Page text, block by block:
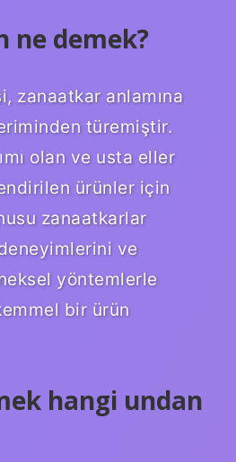
ne demek?
zanaatkar anlamına
türemiştir.
olan ve usta eller
ürünler için
zanaatkarlar
ve
yöntemlerle
bir ürün
hangi undan